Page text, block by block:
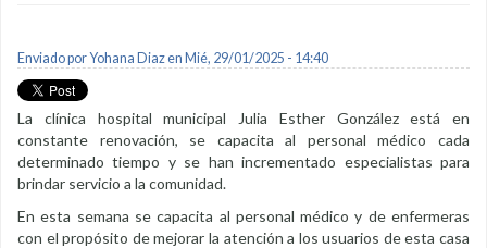
Enviado porYohana Diazen Mié, 29/01/2025 - 14:40
La clínica hospital municipal Julia Esther González está en
constante renovación, se capacita al personal médico cada
determinado tiempo y se han incrementado especialistas para
brindar servicio a la comunidad.
En esta semana se capacita al personal médico y de enfermeras
con el propósito de mejorar la atención a los usuarios de esta casa